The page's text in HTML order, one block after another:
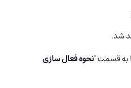
شد.
به قسمت "نحوه فعال سازی